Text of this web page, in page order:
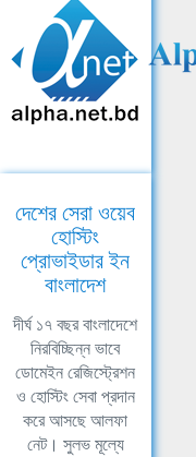
দেশের সেরা ওয়েব
হোস্টিং
প্রোভাইডার ইন
বাংলাদেশ
দীর্ঘ ১৭ বছর বাংলাদেশে
নিরবিচ্ছিন্ন ভাবে
ডোমেইন রেজিস্ট্রেশন
ও হোস্টিং সেবা প্রদান
করে আসছে আলফা
নেট। সুলভ মূল্যে